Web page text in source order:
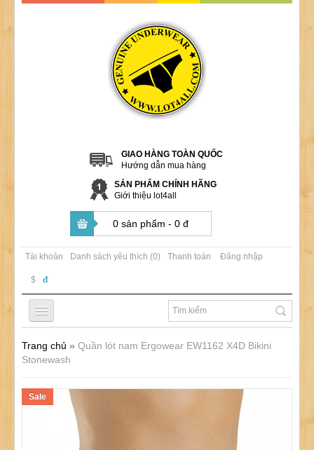
GIAO HÀNG TOÀN QUỐC
Hướng dẫn mua hàng
SẢN PHẨM CHÍNH HÃNG
Giới thiệu lot4all
0 sản phẩm - 0 đ
Tài khoản Danh sách yêu thích (0) Thanh toán Đăng nhập
$ đ
QUẦN LÓT NAM
ÁO LÓT NAM
Trang chủ » Quần lót nam Ergowear EW1162 X4D Bikini
Stonewash
Sale